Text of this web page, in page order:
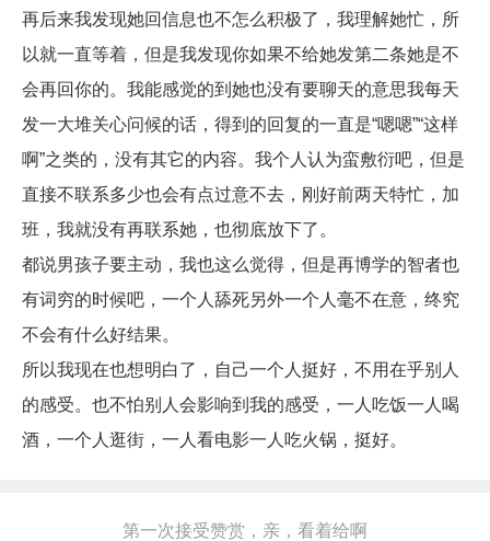
再后来我发现她回信息也不怎么积极了，我理解她忙，所
以就一直等着，但是我发现你如果不给她发第二条她是不
会再回你的。我能感觉的到她也没有要聊天的意思我每天
发一大堆关心问候的话，得到的回复的一直是“嗯嗯”“这样
啊”之类的，没有其它的内容。我个人认为蛮敷衍吧，但是
直接不联系多少也会有点过意不去，刚好前两天特忙，加
班，我就没有再联系她，也彻底放下了。
都说男孩子要主动，我也这么觉得，但是再博学的智者也
有词穷的时候吧，一个人舔死另外一个人毫不在意，终究
不会有什么好结果。
所以我现在也想明白了，自己一个人挺好，不用在乎别人
的感受。也不怕别人会影响到我的感受，一人吃饭一人喝
酒，一个人逛街，一人看电影一人吃火锅，挺好。
第一次接受赞赏，亲，看着给啊